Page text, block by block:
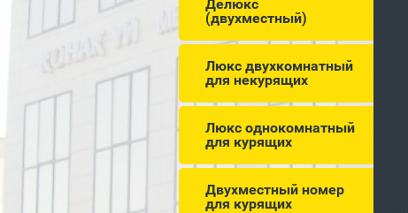
Делюкс
(двухместный)
Люкс двухкомнатный
для некурящих
Люкс однокомнатный
для курящих
Двухместный номер
для курящих